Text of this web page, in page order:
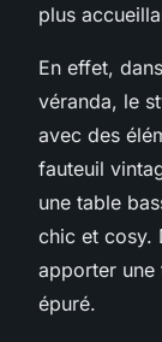
plus
En effet,
véranda, le
avec des
fauteuil
une table
chic et cosy.
apporter une
épuré.